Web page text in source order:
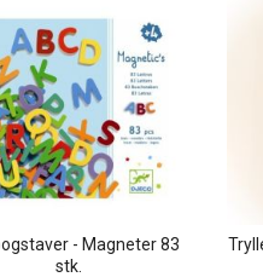
- Magneter 83
stk.